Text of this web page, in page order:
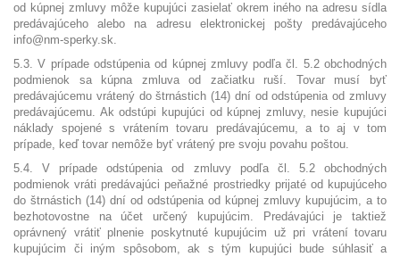
od kúpnej zmluvy môže kupujúci zasielať okrem iného na adresu sídla
predávajúceho alebo na adresu elektronickej pošty predávajúceho
info@nm-sperky.sk.
5.3. V prípade odstúpenia od kúpnej zmluvy podľa čl. 5.2 obchodných
podmienok sa kúpna zmluva od začiatku ruší. Tovar musí byť
predávajúcemu vrátený do štrnástich (14) dní od odstúpenia od zmluvy
predávajúcemu. Ak odstúpi kupujúci od kúpnej zmluvy, nesie kupujúci
náklady spojené s vrátením tovaru predávajúcemu, a to aj v tom
prípade, keď tovar nemôže byť vrátený pre svoju povahu poštou.
5.4. V prípade odstúpenia od zmluvy podľa čl. 5.2 obchodných
podmienok vráti predávajúci peňažné prostriedky prijaté od kupujúceho
do štrnástich (14) dní od odstúpenia od kúpnej zmluvy kupujúcim, a to
bezhotovostne na účet určený kupujúcim. Predávajúci je taktiež
oprávnený vrátiť plnenie poskytnuté kupujúcim už pri vrátení tovaru
kupujúcim či iným spôsobom, ak s tým kupujúci bude súhlasiť a